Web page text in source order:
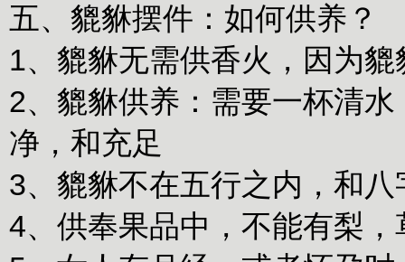
五、貔貅摆件：如何供养？
1、貔貅无需供香火，因为
2、貔貅供养：需要一杯清
净，和充足
3、貔貅不在五行之内，和
4、供奉果品中，不能有梨